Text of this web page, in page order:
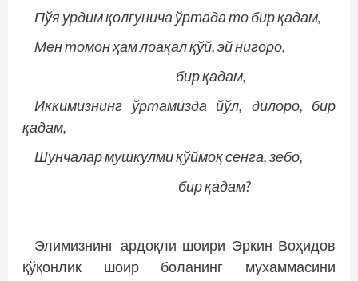
Пўя урдим қолғунича ўртада то бир қадам,
Мен томон ҳам лоақал қўй, эй нигоро,
бир қадам,
Иккимизнинг ўртамизда йўл, дилоро, бир
қадам,
Шунчалар мушкулми қўймоқ сенга, зебо,
бир қадам?
Элимизнинг ардоқли шоири Эркин Воҳидов
қўқонлик шоир боланинг мухаммасини